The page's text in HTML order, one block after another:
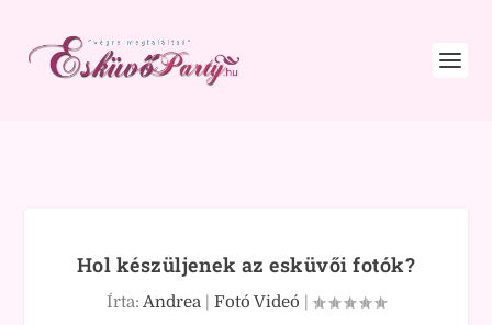
Hol készüljenek az esküvői fotók?
Írta: Andrea | Fotó Videó |